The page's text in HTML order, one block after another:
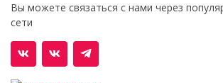
Вы можете связаться с нами через
сети